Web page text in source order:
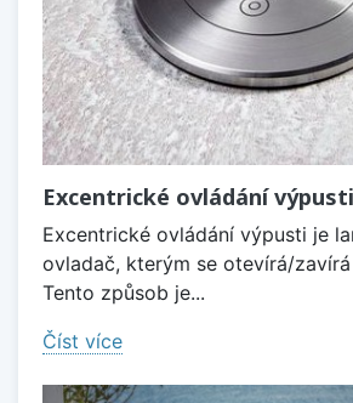
Excentrické ovládání výpusti
Excentrické ovládání výpusti je
ovladač, kterým se otevírá/
Tento způsob je...
Číst více